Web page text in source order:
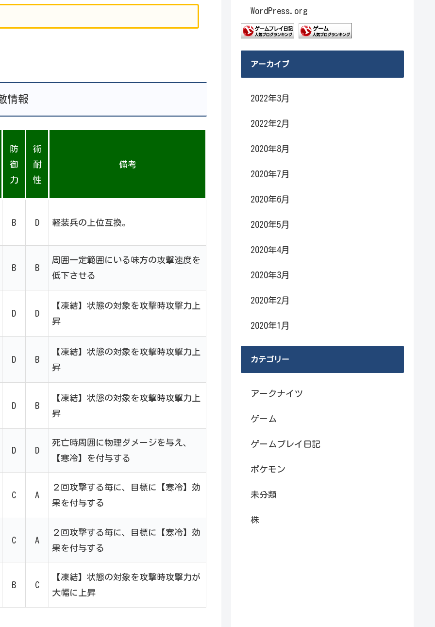
情報
防
御
力
術
耐
性
備考
B D 軽装兵の上位互換。
B B
周囲一定範囲にいる味方の攻撃速度を
低下させる
D D
【凍結】状態の対象を攻撃時攻撃力上
昇
D B
【凍結】状態の対象を攻撃時攻撃力上
昇
D B
【凍結】状態の対象を攻撃時攻撃力上
昇
D D
死亡時周囲に物理ダメージを与え、
【寒冷】を付与する
C A
２回攻撃する毎に、目標に【寒冷】効
果を付与する
C A
２回攻撃する毎に、目標に【寒冷】効
果を付与する
B C
【凍結】状態の対象を攻撃時攻撃力が
大幅に上昇
WordPress.org
アーカイブ
2022年3月
2022年2月
2020年8月
2020年7月
2020年6月
2020年5月
2020年4月
2020年3月
2020年2月
2020年1月
カテゴリー
アークナイツ
ゲーム
ゲームプレイ日記
ポケモン
未分類
株